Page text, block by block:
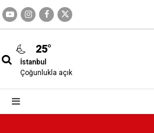
25°
İstanbul
Çoğunlukla açık